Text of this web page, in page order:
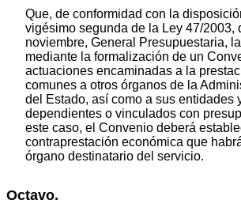
Que, de conformidad con la
vigésimo segunda de la Ley 47/2003,
noviembre, General Presupuestaria,
mediante la formalización de un
actuaciones encaminadas a la
comunes a otros órganos de la
del Estado, así como a sus entidades
dependientes o vinculados con
este caso, el Convenio deberá
contraprestación económica que
órgano destinatario del servicio.
Octavo.